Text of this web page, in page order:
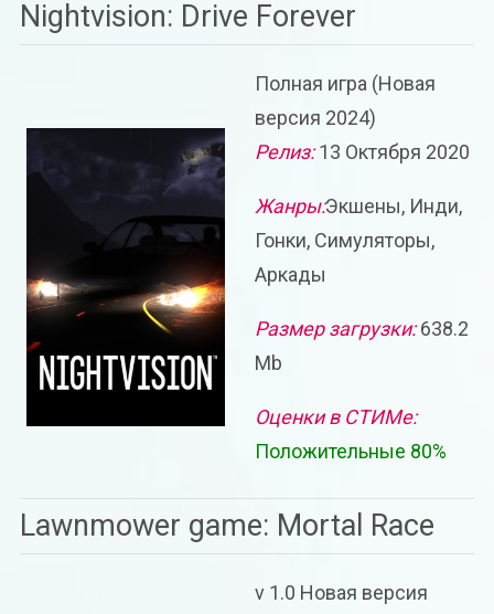
Nightvision: Drive Forever
Полная игра (Новая
версия 2024)
Релиз:13 Октября 2020
Жанры:Экшены, Инди,
Гонки, Симуляторы,
Аркады
Размер загрузки:638.2
Mb
Оценки в СТИМе:
Положительные 80%
Lawnmower game: Mortal Race
v 1.0 Новая версия